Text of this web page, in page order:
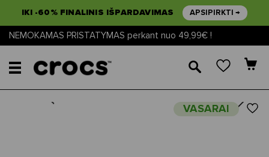
IKI -60% FINALINIS IŠPARDAVIMAS APSIPIRKTI →
NEMOKAMAS PRISTATYMAS perkant nuo 49,99€ !
🔎
VASARAINext